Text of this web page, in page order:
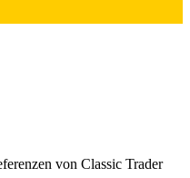
von Classic Trader